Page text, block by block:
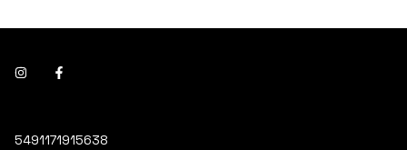
5491171915638